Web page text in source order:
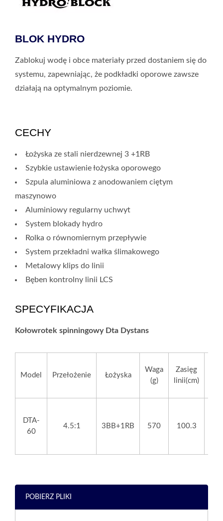
BLOK HYDRO
Zablokuj wodę i obce materiały przed dostaniem się do
systemu, zapewniając, że podkładki oporowe zawsze
działają na optymalnym poziomie.
CECHY
Łożyska ze stali nierdzewnej 3 +1RB
Szybkie ustawienie łożyska oporowego
Szpula aluminiowa z anodowaniem ciętym
maszynowo
Aluminiowy regularny uchwyt
System blokady hydro
Rolka o równomiernym przepływie
System przekładni wałka ślimakowego
Metalowy klips do linii
Bęben kontrolny linii LCS
SPECYFIKACJA
Kołowrotek spinningowy Dta Dystans
Model Przełożenie Łożyska
Waga
(g)
Zasięg
linii(cm)
DTA-
60
4.5:1 3BB+1RB 570 100.3
POBIERZ PLIKI